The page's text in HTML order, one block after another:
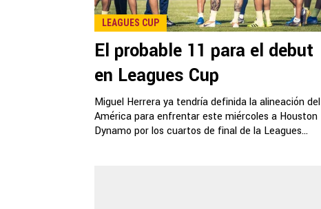
LEAGUES CUP
El probable 11 para el debut
en Leagues Cup
Miguel Herrera ya tendría definida la alineación del
América para enfrentar este miércoles a Houston
Dynamo por los cuartos de final de la Leagues...